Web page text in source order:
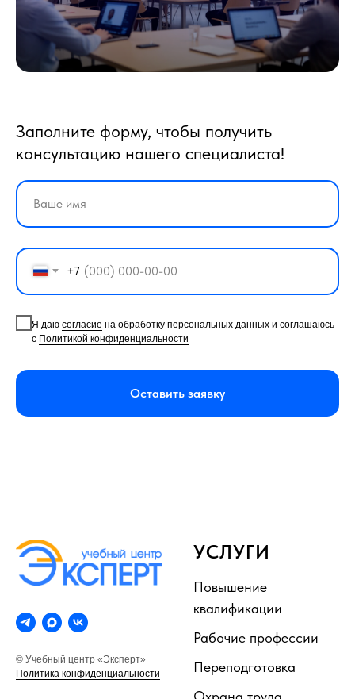
Заполните форму, чтобы получить
консультацию нашего специалиста!
+7
Я даю согласие на обработку персональных данных и соглашаюсь
с Политикой конфиденциальности
Оставить заявку
© Учебный центр «Эксперт»
Политика конфиденциальности
УСЛУГИ
Повышение
квалификации
Рабочие профессии
Переподготовка